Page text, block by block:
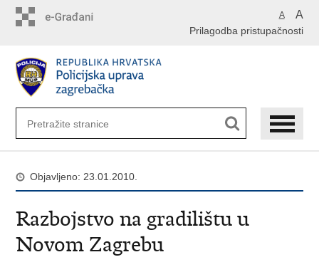
A A
Prilagodba pristupačnosti
Objavljeno: 23.01.2010.
Razbojstvo na gradilištu u
Novom Zagrebu